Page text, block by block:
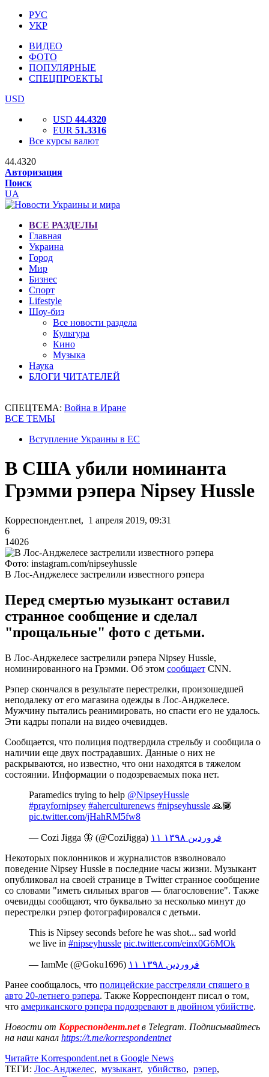
РУС
УКР
ВИДЕО
ФОТО
ПОПУЛЯРНЫЕ
СПЕЦПРОЕКТЫ
USD
USD 44.4320
EUR 51.3316
Все курсы валют
44.4320
Авторизация
Поиск
UA
ВСЕ РАЗДЕЛЫ
Главная
Украина
Город
Мир
Бизнес
Спорт
Lifestyle
Шоу-биз
Все новости раздела
Культура
Кино
Музыка
Наука
БЛОГИ ЧИТАТЕЛЕЙ
СПЕЦТЕМА: Война в Иране
ВСЕ ТЕМЫ
Вступление Украины в ЕС
В США убили номинанта
Грэмми рэпера Nipsey Hussle
Корреспондент.net, 1 апреля 2019, 09:31
6
14026
Фото: instagram.com/nipseyhussle
В Лос-Анджелесе застрелили известного рэпера
Перед смертью музыкант оставил
странное сообщение и сделал
"прощальные" фото с детьми.
В Лос-Анджелесе застрелили рэпера Nipsey Hussle,
номинированного на Грэмми. Об этом сообщает CNN.
Рэпер скончался в результате перестрелки, произошедшей
неподалеку от его магазина одежды в Лос-Анджелесе.
Мужчину пытались реанимировать, но спасти его не удалось.
Эти кадры попали на видео очевидцев.
Сообщается, что полиция подтвердила стрельбу и сообщила о
наличии еще двух пострадавших. Данные о них не
раскрываются, но известно, что они находятся в тяжелом
состоянии. Информации о подозреваемых пока нет.
Paramedics trying to help @NipseyHussle
#prayfornipsey #aherculturenews #nipseyhussle 🙏🏾
pic.twitter.com/jHahRM5fw8
— Cozi Jigga 🦋 (@CoziJigga)
۱۱ فروردین ۱۳۹۸
Некоторых поклонников и журналистов взволновало
поведение Nipsey Hussle в последние часы жизни. Музыкант
опубликовал на своей странице в Twitter странное сообщение
со словами "иметь сильных врагов — благословение". Также
очевидцы сообщают, что буквально за несколько минут до
перестрелки рэпер фотографировался с детьми.
This is Nipsey seconds before he was shot... sad world
we live in #nipseyhussle pic.twitter.com/einx0G6MOk
— IamMe (@Goku1696)
۱۱ فروردین ۱۳۹۸
Ранее сообщалось, что полицейские расстреляли спящего в
авто 20-летнего рэпера. Также Корреспондент писал о том,
что американского рэпера подозревают в двойном убийстве.
Новости от Корреспондент.netв Telegram. Подписывайтесь
на наш канал https://t.me/korrespondentnet
Читайте Korrespondent.net в Google News
ТЕГИ: Лос-Анджелес, музыкант, убийство, рэпер,